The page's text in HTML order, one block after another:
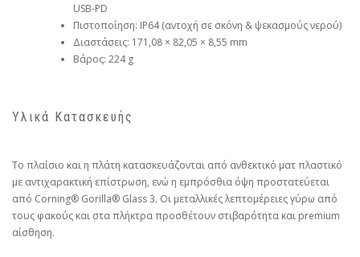
USB-PD
Πιστοποίηση: IP64 (αντοχή σε σκόνη & ψεκασμούς νερού)
Διαστάσεις: 171,08 × 82,05 × 8,55 mm
Βάρος: 224 g
Υλικά Κατασκευής
Το πλαίσιο και η πλάτη κατασκευάζονται από ανθεκτικό ματ πλαστικό
με αντιχαρακτική επίστρωση, ενώ η εμπρόσθια όψη προστατεύεται
από Corning® Gorilla® Glass 3. Οι μεταλλικές λεπτομέρειες γύρω από
τους φακούς και στα πλήκτρα προσθέτουν στιβαρότητα και premium
αίσθηση.